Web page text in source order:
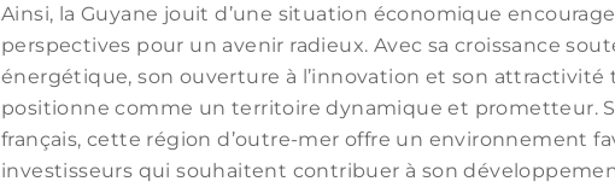
Ainsi, la Guyane jouit d’une situation économique
perspectives pour un avenir radieux. Avec sa croissance
énergétique, son ouverture à l’innovation et son attractivité
positionne comme un territoire dynamique et prometteur.
français, cette région d’outre-mer offre un environnement
investisseurs qui souhaitent contribuer à son